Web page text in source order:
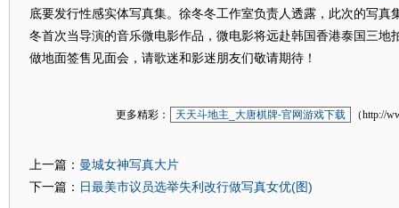
底要发行性感实体写真集。徐冬冬工作室负责人透露，此次的写真
冬首次当导演的音乐微电影作品，微电影将远赴韩国香港泰国三地
做地面签售见面会，请歌迷和影迷朋友们敬请期待！
更多精彩： 天天斗地主_大唐棋牌-官网游戏下载 （http://
上一篇： 曼城女神写真大片
下一篇： 日最美市议员选举失利改行做写真女优(图)